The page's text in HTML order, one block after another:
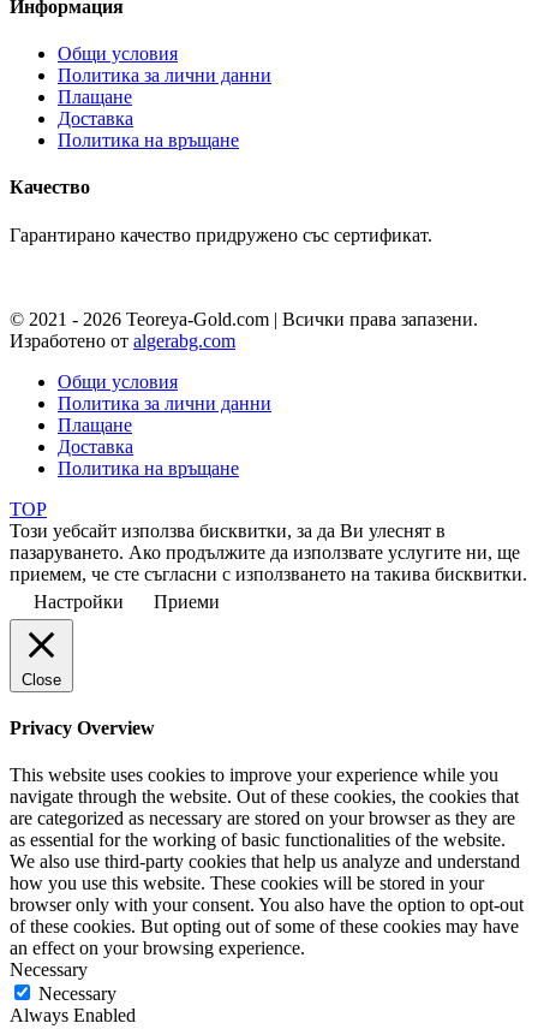
Информация
Общи условия
Политика за лични данни
Плащане
Доставка
Политика на връщане
Качество
Гарантирано качество придружено със сертификат.
© 2021 - 2026 Teoreya-Gold.com | Всички права запазени.
Изработено от algerabg.com
Общи условия
Политика за лични данни
Плащане
Доставка
Политика на връщане
TOP
Този уебсайт използва бисквитки, за да Ви улеснят в
пазаруването. Ако продължите да използвате услугите ни, ще
приемем, че сте съгласни с използването на такива бисквитки.
Настройки
Приеми
Close
Privacy Overview
This website uses cookies to improve your experience while you
navigate through the website. Out of these cookies, the cookies that
are categorized as necessary are stored on your browser as they are
as essential for the working of basic functionalities of the website.
We also use third-party cookies that help us analyze and understand
how you use this website. These cookies will be stored in your
browser only with your consent. You also have the option to opt-out
of these cookies. But opting out of some of these cookies may have
an effect on your browsing experience.
Necessary
Necessary
Always Enabled